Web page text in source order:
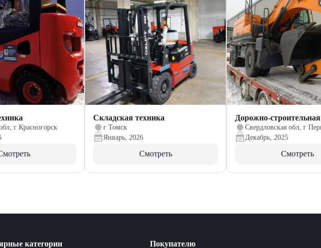
г Красногорск
Складская техника
г Томск
Январь, 2026
Смотреть
Дорожно-
Свердловская обл, г
Декабрь, 2025
Смотреть
категории Покупателю